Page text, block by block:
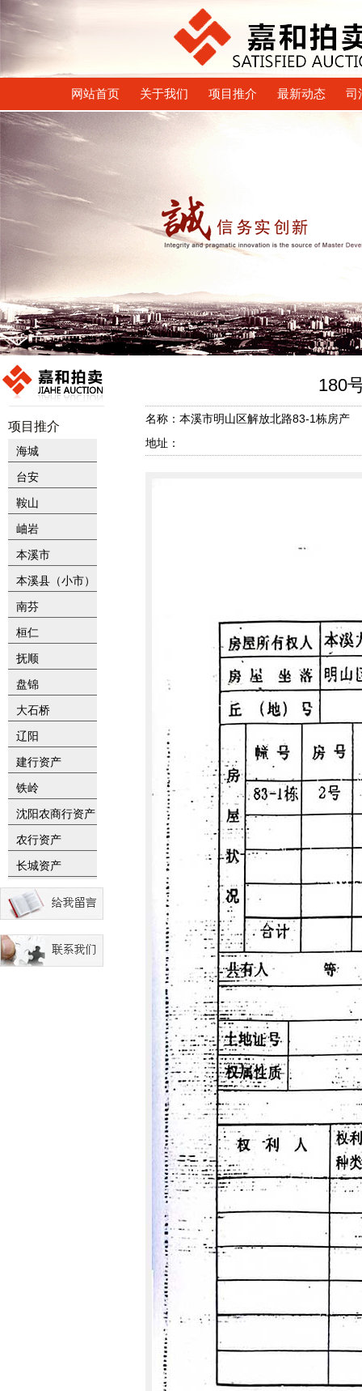
网站首页 关于我们 项目推介 最新动态 司
项目推介
海城
台安
鞍山
岫岩
本溪市
本溪县（小市）
南芬
桓仁
抚顺
盘锦
大石桥
辽阳
建行资产
铁岭
沈阳农商行资产
农行资产
长城资产
180
名称：本溪市明山区解放北路83-1栋房产
地址：